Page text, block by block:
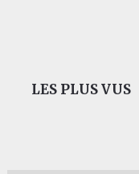
LES PLUS VUS